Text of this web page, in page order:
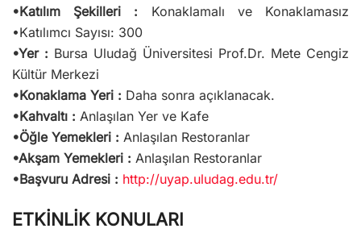
•Katılım Şekilleri : Konaklamalı ve Konaklamasız
•Katılımcı Sayısı: 300
•Yer : Bursa Uludağ Üniversitesi Prof.Dr. Mete Cengiz
Kültür Merkezi
•Konaklama Yeri : Daha sonra açıklanacak.
•Kahvaltı : Anlaşılan Yer ve Kafe
•Öğle Yemekleri : Anlaşılan Restoranlar
•Akşam Yemekleri : Anlaşılan Restoranlar
•Başvuru Adresi : http://uyap.uludag.edu.tr/
ETKİNLİK KONULARI